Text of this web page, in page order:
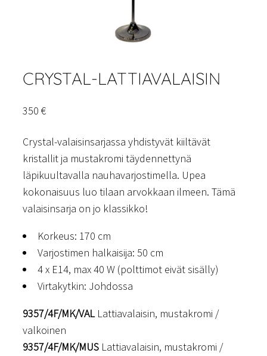
CRYSTAL-LATTIAVALAISIN
350 €
Crystal-valaisinsarjassa yhdistyvät kiiltävät
kristallit ja mustakromi täydennettynä
läpikuultavalla nauhavarjostimella. Upea
kokonaisuus luo tilaan arvokkaan ilmeen. Tämä
valaisinsarja on jo klassikko!
Korkeus: 170 cm
Varjostimen halkaisija: 50 cm
4 x E14, max 40 W (polttimot eivät sisälly)
Virtakytkin: Johdossa
9357/4F/MK/VALLattiavalaisin, mustakromi /
valkoinen
9357/4F/MK/MUS Lattiavalaisin, mustakromi /